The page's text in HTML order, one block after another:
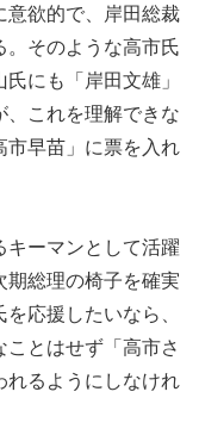
意欲的で、岸田総裁
。そのような高市氏
にも「岸田文雄」
、これを理解できな
市早苗」に票を入れ
ーマンとして活躍
期総理の椅子を確実
応援したいなら、
とはせず「高市さ
れるようにしなけれ